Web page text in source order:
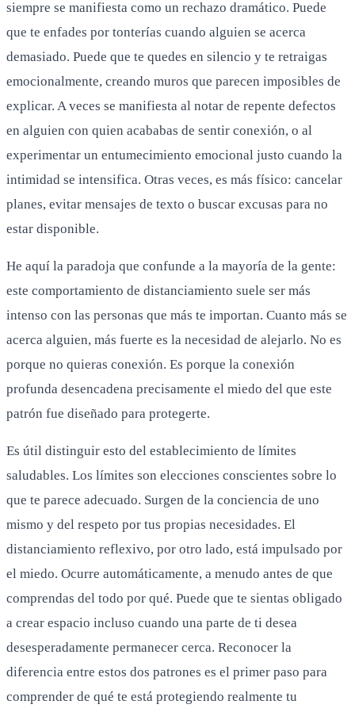
siempre se manifiesta como un rechazo dramático. Puede
que te enfades por tonterías cuando alguien se acerca
demasiado. Puede que te quedes en silencio y te retraigas
emocionalmente, creando muros que parecen imposibles de
explicar. A veces se manifiesta al notar de repente defectos
en alguien con quien acababas de sentir conexión, o al
experimentar un entumecimiento emocional justo cuando la
intimidad se intensifica. Otras veces, es más físico: cancelar
planes, evitar mensajes de texto o buscar excusas para no
estar disponible.
He aquí la paradoja que confunde a la mayoría de la gente:
este comportamiento de distanciamiento suele ser más
intenso con las personas que más te importan. Cuanto más se
acerca alguien, más fuerte es la necesidad de alejarlo. No es
porque no quieras conexión. Es porque la conexión
profunda desencadena precisamente el miedo del que este
patrón fue diseñado para protegerte.
Es útil distinguir esto del establecimiento de límites
saludables. Los límites son elecciones conscientes sobre lo
que te parece adecuado. Surgen de la conciencia de uno
mismo y del respeto por tus propias necesidades. El
distanciamiento reflexivo, por otro lado, está impulsado por
el miedo. Ocurre automáticamente, a menudo antes de que
comprendas del todo por qué. Puede que te sientas obligado
a crear espacio incluso cuando una parte de ti desea
desesperadamente permanecer cerca. Reconocer la
diferencia entre estos dos patrones es el primer paso para
comprender de qué te está protegiendo realmente tu